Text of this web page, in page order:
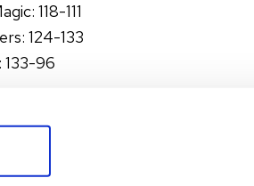
118-111
124-133
133-96
126